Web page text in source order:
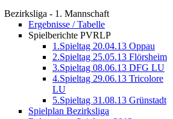
Bezirksliga - 1. Mannschaft
Ergebnisse / Tabelle
Spielberichte PVRLP
1.Spieltag 20.04.13 Oppau
2.Spieltag 25.05.13 Flörsheim
3.Spieltag 08.06.13 DFG LU
4.Spieltag 29.06.13 Tricolore
LU
5.Spieltag 31.08.13 Grünstadt
Spielplan Bezirksliga